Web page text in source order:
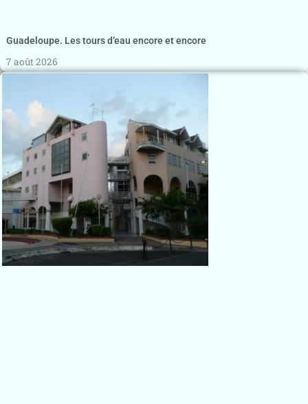
Guadeloupe. Les tours d’eau encore et encore
7 août 2026